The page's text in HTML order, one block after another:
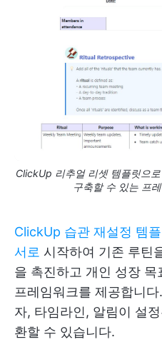
ClickUp 리추얼 리셋 템플릿으
구축할 수 있는 프
ClickUp 습관 재설정 템
서로 시작하여 기존 루틴
을 촉진하고 개인 성장
프레임워크를 제공합니
자, 타임라인, 알림이 설정
환할 수 있습니다.